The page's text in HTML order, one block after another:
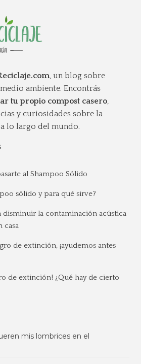
, un blog sobre
ambiente. Encontrás
tu propio compost casero
y curiosidades sobre la
lo largo del mundo.
al Shampoo Sólido
sólido y para qué sirve?
disminuir la contaminación acústica
casa
de extinción, ¡ayudemos antes
de extinción! ¿Qué hay de cierto
mis lombrices en el